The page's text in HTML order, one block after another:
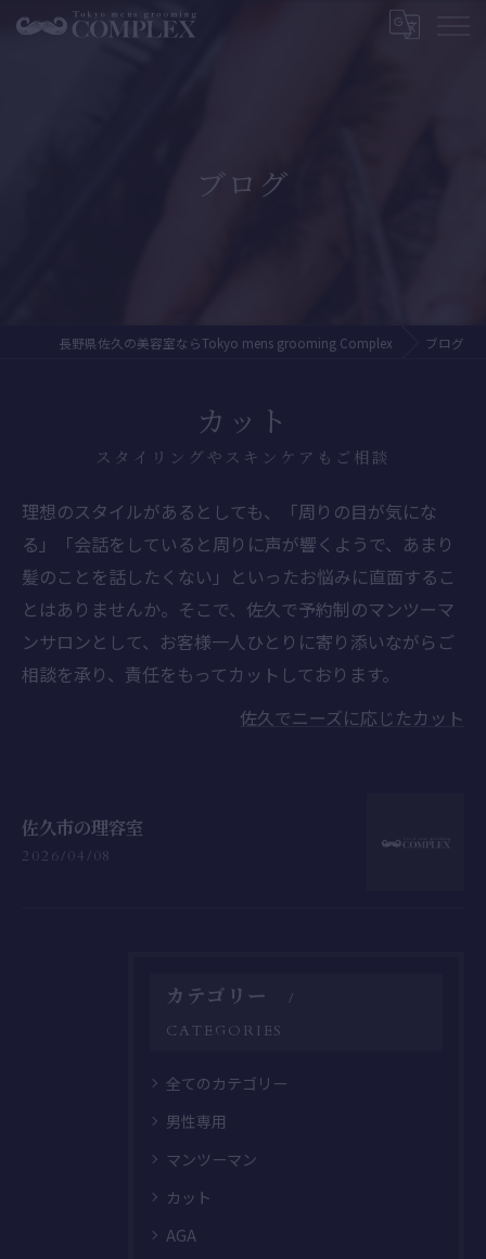
ブログ
長野県佐久の美容室ならTokyo mens grooming Complex ブログ
カット
スタイリングやスキンケアもご相談
理想のスタイルがあるとしても、「周りの目が気にな
る」「会話をしていると周りに声が響くようで、あまり
髪のことを話したくない」といったお悩みに直面するこ
とはありませんか。そこで、佐久で予約制のマンツーマ
ンサロンとして、お客様一人ひとりに寄り添いながらご
相談を承り、責任をもってカットしております。
佐久でニーズに応じたカット
佐久市の理容室
2026/04/08
カテゴリー
CATEGORIES
全てのカテゴリー
男性専用
マンツーマン
カット
AGA